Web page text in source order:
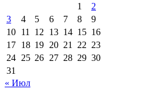
1
2
3
4 5 6 7 8
9
10 11 12 13 14 15 16
17 18 19 20 21 22 23
24 25 26 27 28 29 30
31
« Июл